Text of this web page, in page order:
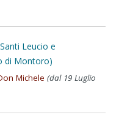
Leucio e
di Montoro)
Michele (dal 19 Luglio